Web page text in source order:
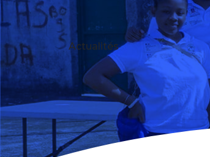
Actualités